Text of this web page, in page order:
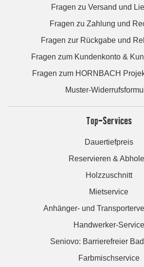
Fragen zu Versand und
Fragen zu Zahlung und
Fragen zur Rückgabe und
Fragen zum Kundenkonto &
Fragen zum HORNBACH
Muster-
Top-Services
Dauertiefpreis
Reservieren &
Holzzuschnitt
Mietservice
Anhänger- und
Handwerker-Service
Seniovo: Barrierefreier
Farbmischservice